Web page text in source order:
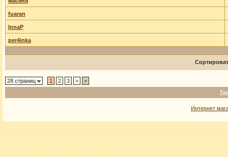
fuaran
InnaP
per4inka
28 страниц 1 2 3 > »
Интернет